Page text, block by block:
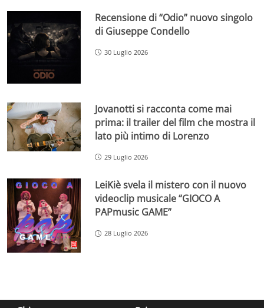
Recensione di “Odio” nuovo singolo
di Giuseppe Condello
30 Luglio 2026
Jovanotti si racconta come mai
prima: il trailer del film che mostra il
lato più intimo di Lorenzo
29 Luglio 2026
LeiKiè svela il mistero con il nuovo
videoclip musicale “GIOCO A
PAPmusic GAME”
28 Luglio 2026